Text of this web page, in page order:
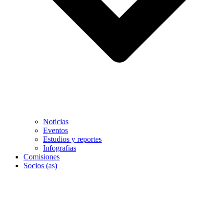
Noticias
Eventos
Estudios y reportes
Infografias
Comisiones
Socios (as)